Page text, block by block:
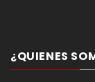
¿QUIENES